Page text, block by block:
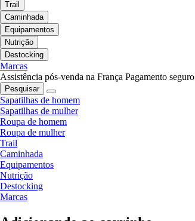
Trail
Caminhada
Equipamentos
Nutrição
Destocking
Marcas
Assistência pós-venda na França Pagamento seguro
Pesquisar
Sapatilhas de homem
Sapatilhas de mulher
Roupa de homem
Roupa de mulher
Trail
Caminhada
Equipamentos
Nutrição
Destocking
Marcas